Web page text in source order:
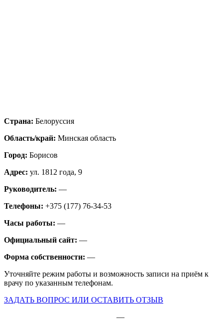
Страна: Белоруссия
Область/край: Минская область
Город: Борисов
Адрес: ул. 1812 года, 9
Руководитель: —
Телефоны: +375 (177) 76-34-53
Часы работы: —
Официальный сайт: —
Форма собственности: —
Уточняйте режим работы и возможность записи на приём к
врачу по указанным телефонам.
ЗАДАТЬ ВОПРОС ИЛИ ОСТАВИТЬ ОТЗЫВ
—